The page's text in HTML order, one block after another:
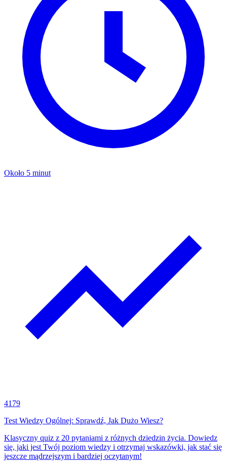
Około 5 minut
4179
Test Wiedzy Ogólnej: Sprawdź, Jak Dużo Wiesz?
Klasyczny quiz z 20 pytaniami z różnych dziedzin życia. Dowiedz
się, jaki jest Twój poziom wiedzy i otrzymaj wskazówki, jak stać się
jeszcze mądrzejszym i bardziej oczytanym!